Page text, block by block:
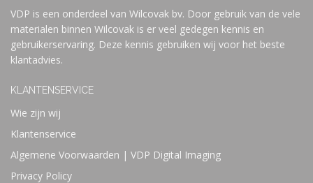
VDP is een onderdeel van Wilcovak bv. Door gebruik van de vele
materialen binnen Wilcovak is er veel gedegen kennis en
gebruikerservaring. Deze kennis gebruiken wij voor het beste
klantadvies.
KLANTENSERVICE
Wie zijn wij
Klantenservice
Algemene Voorwaarden | VDP Digital Imaging
Privacy Policy